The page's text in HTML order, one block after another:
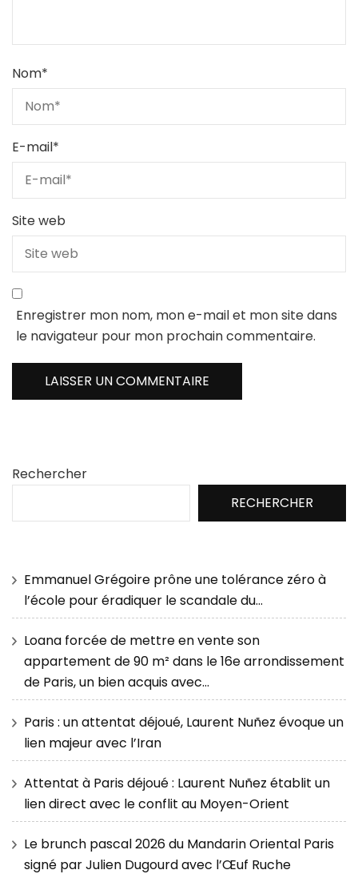
Nom*
E-mail*
Site web
Enregistrer mon nom, mon e-mail et mon site dans
le navigateur pour mon prochain commentaire.
Rechercher
RECHERCHER
Emmanuel Grégoire prône une tolérance zéro à
l’école pour éradiquer le scandale du…
Loana forcée de mettre en vente son
appartement de 90 m² dans le 16e arrondissement
de Paris, un bien acquis avec…
Paris : un attentat déjoué, Laurent Nuñez évoque un
lien majeur avec l’Iran
Attentat à Paris déjoué : Laurent Nuñez établit un
lien direct avec le conflit au Moyen-Orient
Le brunch pascal 2026 du Mandarin Oriental Paris
signé par Julien Dugourd avec l’Œuf Ruche